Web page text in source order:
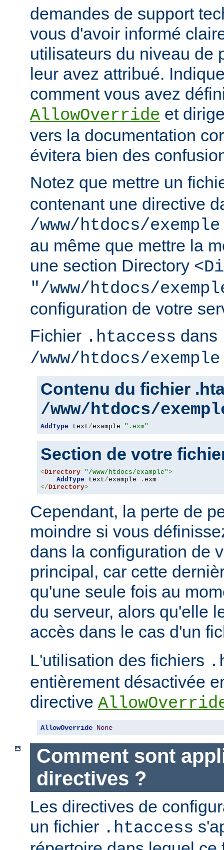
demandes de support
vous d'avoir informé
utilisateurs du niveau de
leur avez attribué.
comment vous avez
AllowOverride et
vers la documentation
évitera bien des
Notez que mettre un
contenant une directive
/www/htdocs/exemple
au même que mettre la
une section Directory
"/www/htdocs/
configuration de votre
Fichier .htaccess dans
/www/htdocs/exemple
Contenu du fichier
/www/htdocs/
AddType text/example ".exm"
Section de votre
<Directory "/www/htdocs/example">
AddType text/example .
</Directory>
Cependant, la perte de
moindre si vous
dans la configuration de
principal, car cette
qu'une seule fois au
du serveur, alors qu'elle
accès dans le cas d'un
L'utilisation des fichiers
entièrement désactivée
directive
AllowOverride None
Comment sont
directives ?
Les directives de
un fichier .htaccess